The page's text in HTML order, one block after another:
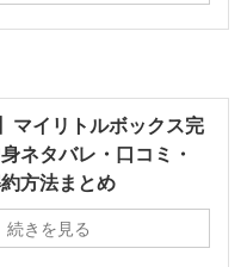
マイリトルボックス完
ネタバレ・口コミ・
方法まとめ
続きを見る